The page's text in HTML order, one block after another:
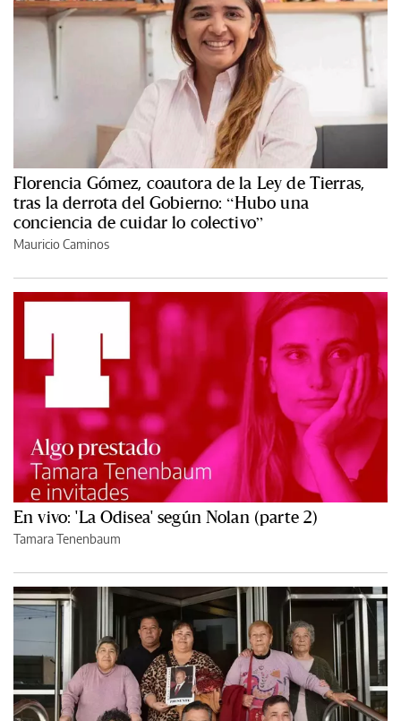
Florencia Gómez, coautora de la Ley de Tierras,
tras la derrota del Gobierno: “Hubo una
conciencia de cuidar lo colectivo”
Mauricio Caminos
En vivo: 'La Odisea' según Nolan (parte 2)
Tamara Tenenbaum